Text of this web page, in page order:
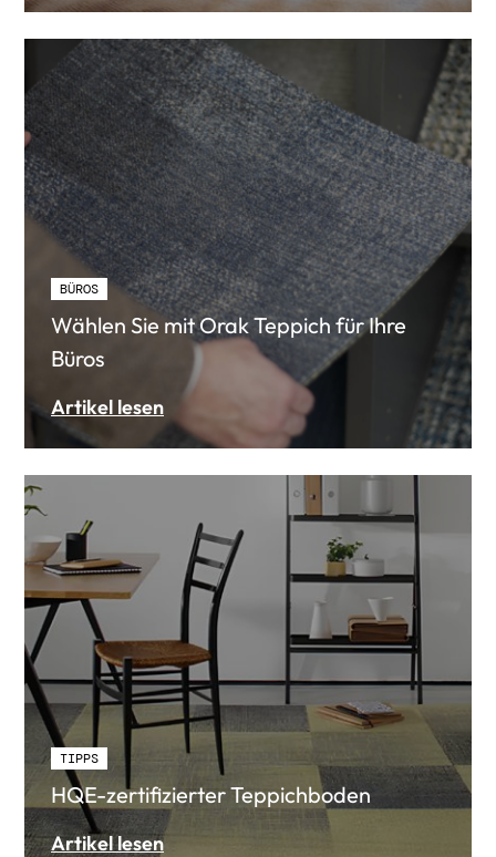
BÜROS
Wählen Sie mit Orak Teppich für Ihre
Büros
Artikel lesen
TIPPS
HQE-zertifizierter Teppichboden
Artikel lesen